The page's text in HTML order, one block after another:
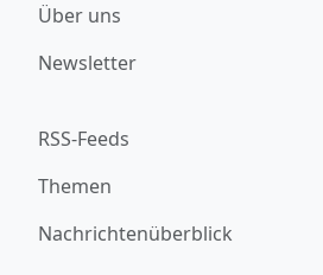
Über uns
Newsletter
RSS-Feeds
Themen
Nachrichtenüberblick